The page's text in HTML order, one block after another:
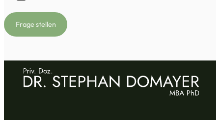
Frage stellen